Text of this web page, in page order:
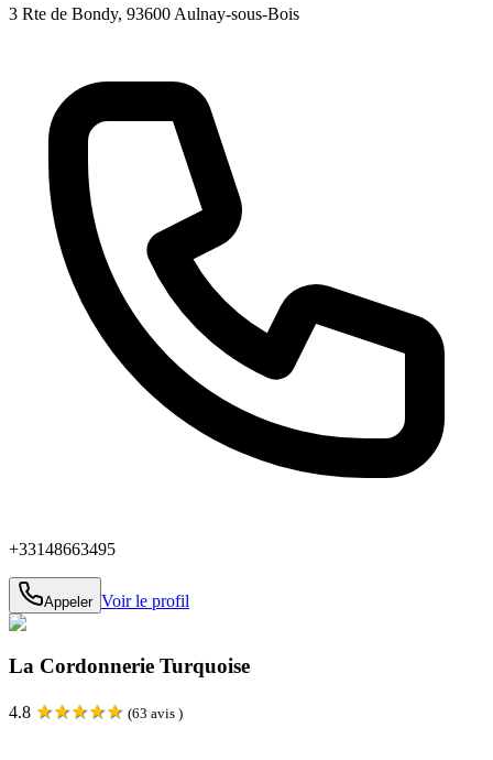
3 Rte de Bondy, 93600 Aulnay-sous-Bois
+33148663495
Appeler Voir le profil
La Cordonnerie Turquoise
4.8 ★★★★★ (63 avis )